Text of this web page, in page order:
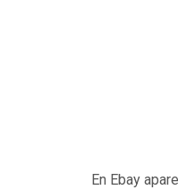
En Ebay